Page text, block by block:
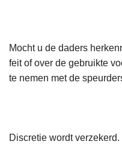
Mocht u de daders
feit of over de gebruikte
te nemen met de
Discretie wordt verzekerd.